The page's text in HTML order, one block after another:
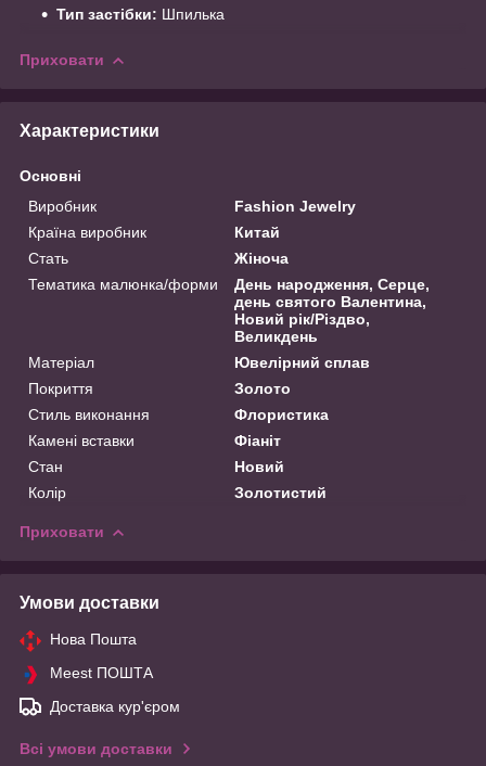
Тип застібки: Шпилька
Приховати
Характеристики
Основні
Виробник
Fashion Jewelry
Країна виробник
Китай
Стать
Жіноча
Тематика малюнка/форми
День народження, Серце,
день святого Валентина,
Новий рік/Різдво,
Великдень
Матеріал
Ювелірний сплав
Покриття
Золото
Стиль виконання
Флористика
Камені вставки
Фіаніт
Стан
Новий
Колір
Золотистий
Приховати
Умови доставки
Нова Пошта
Meest ПОШТА
Доставка кур'єром
Всі умови доставки